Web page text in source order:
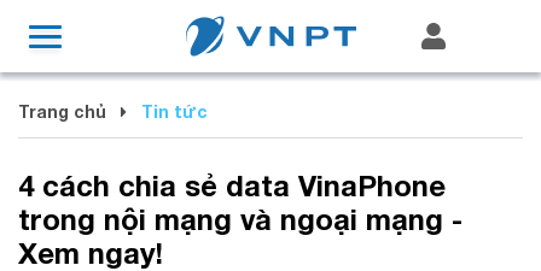
Trang chủ Tin tức
4 cách chia sẻ data VinaPhone
trong nội mạng và ngoại mạng -
Xem ngay!